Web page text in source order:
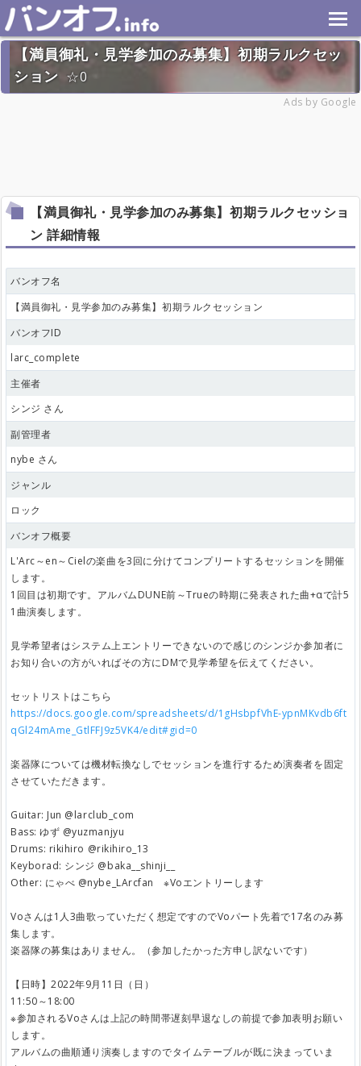
【満員御礼・見学参加のみ募集】初期ラルクセッ
ション
0
Ads by Google
【満員御礼・見学参加のみ募集】初期ラルクセッショ
ン 詳細情報
バンオフ名
【満員御礼・見学参加のみ募集】初期ラルクセッション
バンオフID
larc_complete
主催者
シンジ さん
副管理者
nybe さん
ジャンル
ロック
バンオフ概要
L'Arc～en～Cielの楽曲を3回に分けてコンプリートするセッションを開催
します。
1回目は初期です。アルバムDUNE前～Trueの時期に発表された曲+αで計5
1曲演奏します。
見学希望者はシステム上エントリーできないので感じのシンジか参加者に
お知り合いの方がいればその方にDMで見学希望を伝えてください。
セットリストはこちら
https://docs.google.com/spreadsheets/d/1gHsbpfVhE-ypnMKvdb6ft
qGl24mAme_GtlFFJ9z5VK4/edit#gid=0
楽器隊については機材転換なしでセッションを進行するため演奏者を固定
させていただきます。
Guitar: Jun @larclub_com
Bass: ゆず @yuzmanjyu
Drums: rikihiro @rikihiro_13
Keyborad: シンジ @baka__shinji__
Other: にゃべ @nybe_LArcfan ※Voエントリーします
Voさんは1人3曲歌っていただく想定ですのでVoパート先着で17名のみ募
集します。
楽器隊の募集はありません。（参加したかった方申し訳ないです）
【日時】2022年9月11日（日）
11:50～18:00
※参加されるVoさんは上記の時間帯遅刻早退なしの前提で参加表明お願い
します。
アルバムの曲順通り演奏しますのでタイムテーブルが既に決まっていま